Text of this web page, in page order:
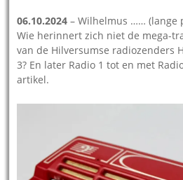
06.10.2024 – Wilhelmus …… (lange
Wie herinnert zich niet de mega-
van de Hilversumse radiozenders
3? En later Radio 1 tot en met
artikel.